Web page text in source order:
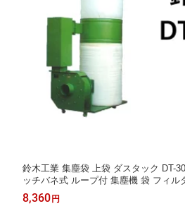
鈴木工業 集塵袋 上袋 ダスタック DT-
ッチバネ式 ループ付 集塵機 袋 フィル
8,360 円